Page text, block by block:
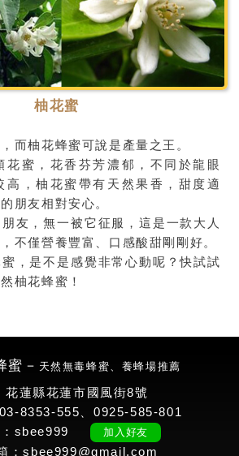
柚花蜜
而柚花蜂蜜可說是產量之王。
花蜜，花香芬芳濃郁，不同於龍眼
高，柚花蜜帶有天然果香，甜度適
朋友相對安心。
友，無一被它征服，這是一款大人
不僅營養豐富、口感酸甜剛剛好。
，是不是感覺非常心動呢？快試試
柚花蜂蜜！
蜜－ 天然無毒蜂蜜、養蜂場推薦
花蓮縣花蓮市國風街8號
8353-555、0925-585-801
：sbee999
加入好友
：sbee999@gmail.com